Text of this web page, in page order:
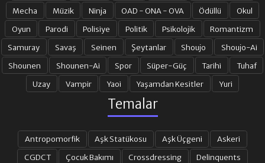
19. BÖLÜM 20. BÖLÜM
21. BÖLÜM 22. BÖLÜM
24. BÖLÜM
25. BÖLÜM 26. BÖLÜM
Mecha Müzik Ninja OAD - ONA - OVA Ödüllü
Okul
Oyun
Parodi Polisiye Politik Psikolojik
Romantizm
Samuray
Savaş Seinen Şeytanlar Shoujo
Shoujo-Ai
Shounen
Shounen-Ai Spor Süper-Güç Tarihi
Tuhaf
Uzay
Vampir Yaoi Yaşamdan Kesitler Yuri
Temalar
Antropomorfik Aşk Statükosu Aşk Üçgeni
Askeri
CGDCT
Çocuk Bakımı Crossdressing
Delinquents